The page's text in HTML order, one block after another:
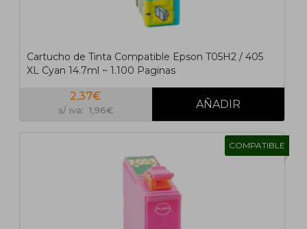
Cartucho de Tinta Compatible Epson T05H2 / 405
XL Cyan 14.7ml ~ 1.100 Paginas
2,37€
s/ iva: 1,96€
COMPATIBLE